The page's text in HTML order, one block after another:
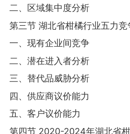
二、区域集中度分析
第三节 湖北省柑橘行业五力竞
一、现有企业间竞争
二、潜在进入者分析
三、替代品威胁分析
四、供应商议价能力
五、客户议价能力
第四节 2020-2024年湖北省